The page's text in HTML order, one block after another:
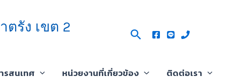
รัง เขต 2 Search
สนเทศ หน่วยงานที่เกี่ยวข้อง ติดต่อเรา